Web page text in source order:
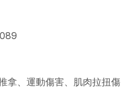
拿、運動傷害、肌肉拉扭傷